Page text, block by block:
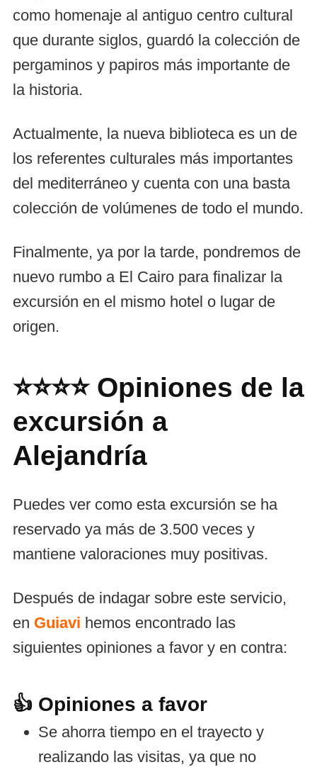
como homenaje al antiguo centro cultural
que durante siglos, guardó la colección de
pergaminos y papiros más importante de
la historia.
Actualmente, la nueva biblioteca es un de
los referentes culturales más importantes
del mediterráneo y cuenta con una basta
colección de volúmenes de todo el mundo.
Finalmente, ya por la tarde, pondremos de
nuevo rumbo a El Cairo para finalizar la
excursión en el mismo hotel o lugar de
origen.
⭐⭐⭐⭐ Opiniones de la
excursión a
Alejandría
Puedes ver como esta excursión se ha
reservado ya más de 3.500 veces y
mantiene valoraciones muy positivas.
Después de indagar sobre este servicio,
en Guiavi hemos encontrado las
siguientes opiniones a favor y en contra:
👍 Opiniones a favor
Se ahorra tiempo en el trayecto y
realizando las visitas, ya que no